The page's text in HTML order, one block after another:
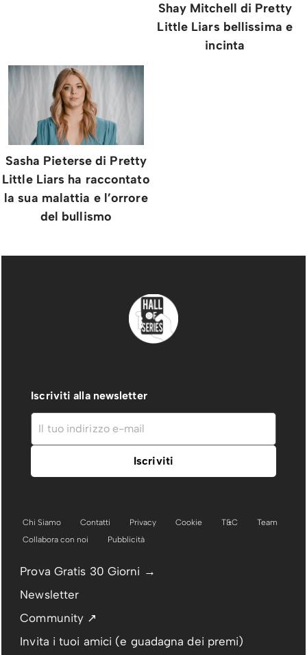
Shay Mitchell di Pretty
Little Liars bellissima e
incinta
Sasha Pieterse di Pretty
Little Liars ha raccontato
la sua malattia e l’orrore
del bullismo
Iscriviti alla newsletter
Chi Siamo Contatti Privacy Cookie T&C
Team
Collabora con noi
Pubblicità
Prova Gratis 30 Giorni →
Newsletter
Community ↗
Invita i tuoi amici (e guadagna dei premi)